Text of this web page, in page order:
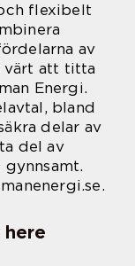
flexibelt
av
värt att titta
Energi.
bland
delar av
del av
here